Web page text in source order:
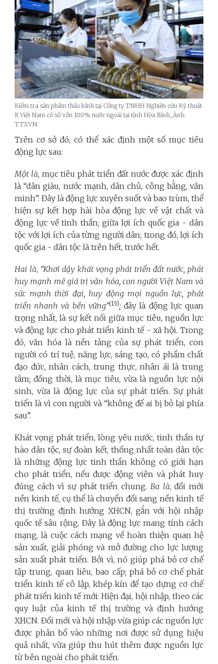
Kiểm tra sản phẩm thấu kính tại Công ty TNHH Nghiên cứu Kỹ thuật
R Việt Nam có số vốn 100% nước ngoài tại tỉnh Hòa Bình_Ảnh:
TTXVN
Trên cơ sở đó, có thể xác định một số mục tiêu
động lực sau:
Một là, mục tiêu phát triển đất nước được xác định
là “dân giàu, nước mạnh, dân chủ, công bằng, văn
minh”. Đây là động lực xuyên suốt và bao trùm, thể
hiện sự kết hợp hài hòa động lực về vật chất và
động lực về tinh thần; giữa lợi ích quốc gia - dân
tộc với lợi ích của từng người dân; trong đó, lợi ích
quốc gia - dân tộc là trên hết, trước hết.
Hai là, “Khơi dậy khát vọng phát triển đất nước, phát
huy mạnh mẽ giá trị văn hóa, con người Việt Nam và
sức mạnh thời đại, huy động mọi nguồn lực, phát
triển nhanh và bền vững”(15);đây là động lực quan
trọng nhất, là sự kết nối giữa mục tiêu, nguồn lực
và động lực cho phát triển kinh tế - xã hội. Trong
đó, văn hóa là nền tảng của sự phát triển, con
người có trí tuệ, năng lực, sáng tạo, có phẩm chất
đạo đức, nhân cách, trung thực, nhân ái là trung
tâm; đồng thời, là mục tiêu, vừa là nguồn lực nội
sinh, vừa là động lực của sự phát triển. Sự phát
triển là vì con người và “không để ai bị bỏ lại phía
sau”.
Khát vọng phát triển, lòng yêu nước, tinh thần tự
hào dân tộc, sự đoàn kết, thống nhất toàn dân tộc
là những động lực tinh thần không có giới hạn
cho phát triển, nếu được động viên và phát huy
đúng cách vì sự phát triển chung. Ba là, đổi mới
nền kinh tế, cụ thể là chuyển đổi sang nền kinh tế
thị trường định hướng XHCN, gắn với hội nhập
quốc tế sâu rộng. Đây là động lực mang tính cách
mạng, là cuộc cách mạng về hoàn thiện quan hệ
sản xuất, giải phóng và mở đường cho lực lượng
sản xuất phát triển. Bởi vì, nó giúp phá bỏ cơ chế
tập trung, quan liêu, bao cấp; phá bỏ cơ chế phát
triển kinh tế cô lập, khép kín để tạo dựng cơ chế
phát triển kinh tế mới: Hiện đại, hội nhập, theo các
quy luật của kinh tế thị trường và định hướng
XHCN. Đổi mới và hội nhập vừa giúp các nguồn lực
được phân bổ vào những nơi được sử dụng hiệu
quả nhất, vừa giúp thu hút thêm được nguồn lực
từ bên ngoài cho phát triển.